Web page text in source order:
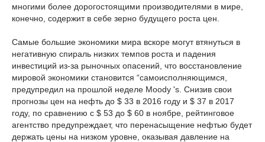
многими более дорогостоящими производителями в мире,
конечно, содержит в себе зерно будущего роста цен.
Самые большие экономики мира вскоре могут втянуться в
негативную спираль низких темпов роста и падения
инвестиций из-за рыночных опасений, что восстановление
мировой экономики становится “самоисполняющимся,
предупредил на прошлой неделе Moody 's. Снизив свои
прогнозы цен на нефть до $ 33 в 2016 году и $ 37 в 2017
году, по сравнению с $ 53 до $ 60 в ноябре, рейтинговое
агентство предупреждает, что перенасыщение нефтью будет
держать цены на низком уровне, оказывая давление на